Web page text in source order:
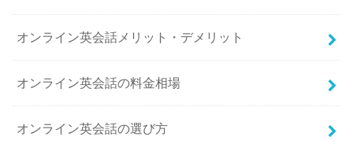
オンライン英会話メリット・デメリット
オンライン英会話の料金相場
オンライン英会話の選び方